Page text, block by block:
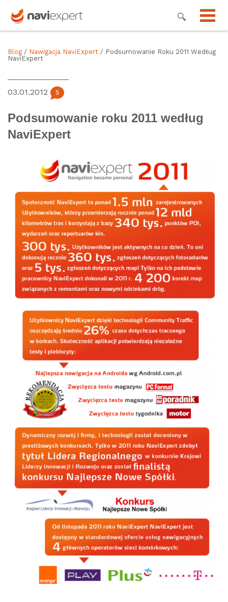
Blog / Nawigacja NaviExpert / Podsumowanie Roku 2011 Według
NaviExpert
03.01.2012 5
Podsumowanie roku 2011 według
NaviExpert